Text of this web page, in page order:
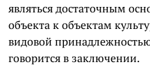
являться достаточным
объекта к объектам
видовой
говорится в заключении.